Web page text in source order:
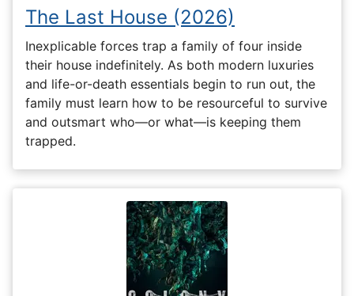
The Last House (2026)
Inexplicable forces trap a family of four inside
their house indefinitely. As both modern luxuries
and life-or-death essentials begin to run out, the
family must learn how to be resourceful to survive
and outsmart who—or what—is keeping them
trapped.